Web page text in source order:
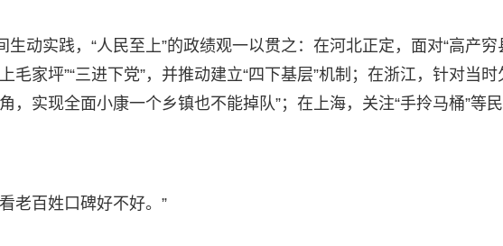
动实践，“人民至上”的政绩观一以贯之：在河北正定，面对“高产
毛家坪”“三进下党”，并推动建立“四下基层”机制；在浙江，针对当
，实现全面小康一个乡镇也不能掉队”；在上海，关注“手拎马桶”等
老百姓口碑好不好。”